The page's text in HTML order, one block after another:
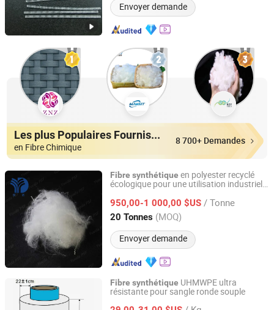
Envoyer demande
Les plus Populaires Fournisseurs
en Fibre Chimique
8 700+ Demandes
Fibre synthétique en polyester recyclé
écologique pour une utilisation industrielle
950,00-1 000,00 $US / Tonne
20 Tonnes (MOQ)
Envoyer demande
Jiangyin Yueda Chemical Fiber Textile Co., Ltd.
Jiangsu, China Depuis 2025
Fibre synthétique UHMWPE ultra
résistante pour sangle ronde souple
Beijing Tongyizhong New Material Technology
Corporation